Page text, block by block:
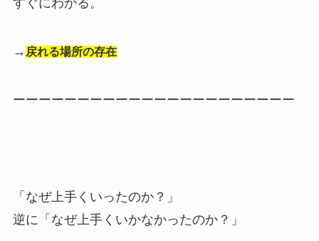
すぐにわかる。
→ 戻れる場所の存在
ーーーーーーーーーーーーーーーーーーーーーー
「なぜ上手くいったのか？」
逆に「なぜ上手くいかなかったのか？」